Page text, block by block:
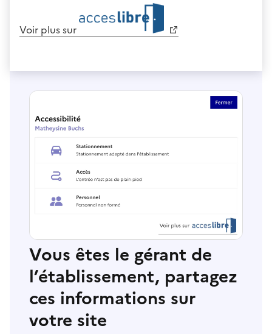
Voir plus sur
Vous êtes le gérant de
l’établissement, partagez
ces informations sur
votre site